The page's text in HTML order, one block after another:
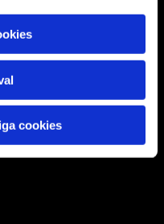
cookies